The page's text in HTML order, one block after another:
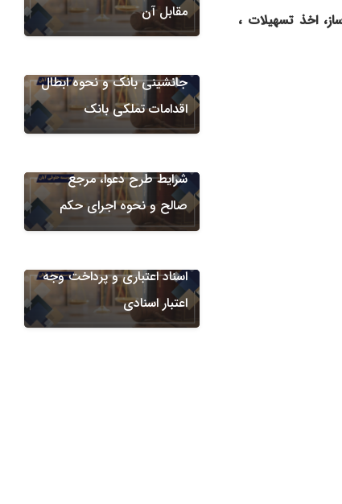
اخذ تسهیلات ،
مقابل آن
جانشینی بانک و نحوه ابطال
اقدامات تملکی بانک
دعاوی ضمانتنامه های بانکی
مطالبه خسارت ناشی از ضبط
شرایط طرح دعوا، مرجع
صالح و نحوه اجرای حکم
امور اعتبارات اسنادی
اسناد اعتباری و پرداخت وجه
اعتبار اسنادی